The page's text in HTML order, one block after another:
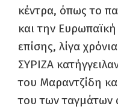
κέντρα, όπως το
και την
επίσης, λίγα
ΣΥΡΙΖΑ
του Μαραντζίδη
του των ταγμάτων